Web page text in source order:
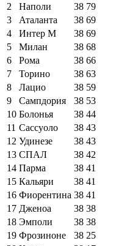
2
Наполи 38 79
3
Аталанта 38 69
4
Интер М 38 69
5
Милан 38 68
6
Рома 38 66
7
Торино 38 63
8
Лацио 38 59
9
Сампдория 38 53
10 Болонья 38 44
11 Сассуоло 38 43
12 Удинезе 38 43
13 СПАЛ 38 42
14 Парма 38 41
15 Кальяри 38 41
16 Фиорентина 38 41
17 Дженоа 38 38
18 Эмполи 38 38
19 Фрозиноне 38 25